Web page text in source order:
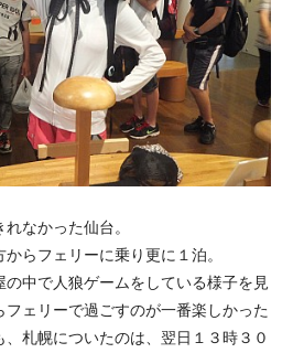
なかった仙台。
らフェリーに乗り更に１泊。
中で人狼ゲームをしている様子を見
ェリーで過ごすのが一番楽しかった
、札幌についたのは、翌日１３時３０